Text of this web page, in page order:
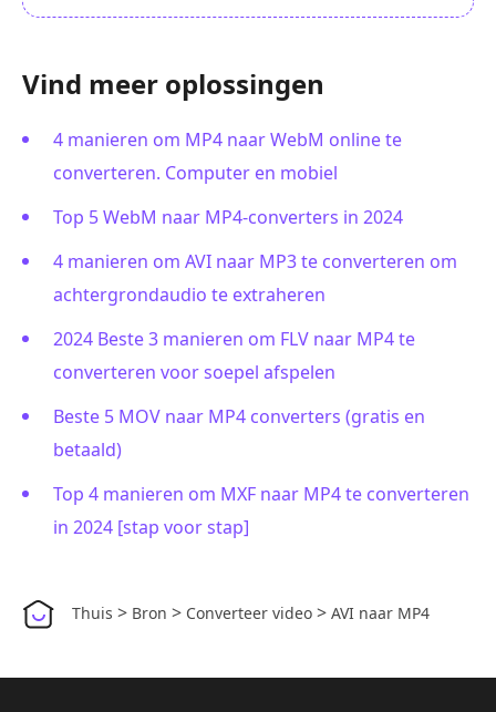
Vind meer oplossingen
4 manieren om MP4 naar WebM online te
converteren. Computer en mobiel
Top 5 WebM naar MP4-converters in 2024
4 manieren om AVI naar MP3 te converteren om
achtergrondaudio te extraheren
2024 Beste 3 manieren om FLV naar MP4 te
converteren voor soepel afspelen
Beste 5 MOV naar MP4 converters (gratis en
betaald)
Top 4 manieren om MXF naar MP4 te converteren
in 2024 [stap voor stap]
Thuis > Bron > Converteer video > AVI naar MP4